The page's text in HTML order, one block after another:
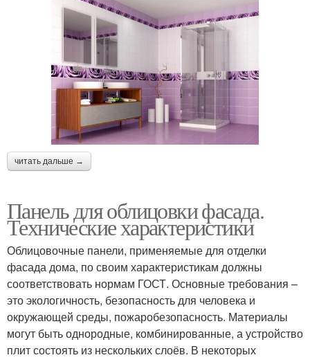
читать дальше →
Панель для облицовки фасада.
Технические характеристики
Облицовочные панели, применяемые для отделки
фасада дома, по своим характеристикам должны
соответствовать нормам ГОСТ. Основные требования –
это экологичность, безопасность для человека и
окружающей среды, пожаробезопасность. Материалы
могут быть однородные, комбинированные, а устройство
плит состоять из нескольких слоёв. В некоторых